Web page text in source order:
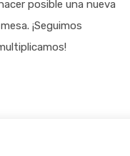
posible una nueva
¡Seguimos